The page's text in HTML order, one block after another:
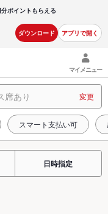
ポイントもらえる
ダウンロード アプリで開く
マイメニュー
あり 変更
スマート支払い可
日時指定